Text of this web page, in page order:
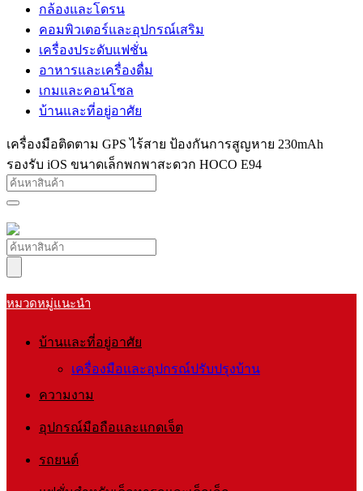
กล้องและโดรน
คอมพิวเตอร์และอุปกรณ์เสริม
เครื่องประดับแฟชั่น
อาหารและเครื่องดื่ม
เกมและคอนโซล
บ้านและที่อยู่อาศัย
เครื่องมือติดตาม GPS ไร้สาย ป้องกันการสูญหาย 230mAh
รองรับ iOS ขนาดเล็กพกพาสะดวก HOCO E94
หมวดหมู่แนะนำ
บ้านและที่อยู่อาศัย
เครื่องมือและอุปกรณ์ปรับปรุงบ้าน
ความงาม
อุปกรณ์มือถือและแกดเจ็ต
รถยนต์